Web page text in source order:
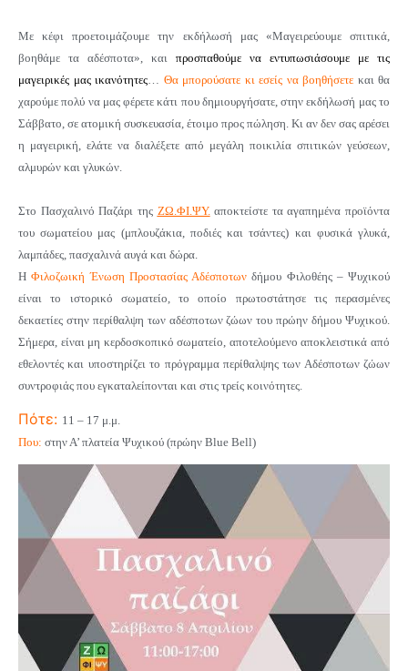
Με κέφι προετοιμάζουμε την εκδήλωσή μας «Μαγειρεύουμε σπιτικά,
βοηθάμε τα αδέσποτα», και προσπαθούμε να εντυπωσιάσουμε με τις
μαγειρικές μας ικανότητες
Θα μπορούσατε κι εσείς να βοηθήσετε και θα
χαρούμε πολύ να μας φέρετε κάτι που δημιουργήσατε, στην εκδήλωσή μας το
Σάββατο, σε ατομική συσκευασία, έτοιμο προς πώληση. Κι αν δεν σας αρέσει
η μαγειρική, ελάτε να διαλέξετε από μεγάλη ποικιλία σπιτικών γεύσεων,
αλμυρών και γλυκών.
Στο Πασχαλινό Παζάρι της ΖΩ.ΦΙ.ΨΥ. αποκτείστε τα αγαπημένα προϊόντα
του σωματείου μας (μπλουζάκια, ποδιές και τσάντες) και φυσικά γλυκά,
λαμπάδες, πασχαλινά αυγά και δώρα.
ΗΦιλοζωική Ένωση Προστασίας Αδέσποτωνδήμου Φιλοθέης – Ψυχικού
είναι το ιστορικό σωματείο, το οποίο πρωτοστάτησε τις περασμένες
δεκαετίες στην περίθαλψη των αδέσποτων ζώων του πρώην δήμου Ψυχικού.
Σήμερα, είναι μη κερδοσκοπικό σωματείο, αποτελούμενο αποκλειστικά από
εθελοντές και υποστηρίζει το πρόγραμμα περίθαλψης των Αδέσποτων ζώων
συντροφιάς που εγκαταλείπονται και στις τρείς κοινότητες.
Πότε: 11 – 17 μ.μ.
Που: στην Α’ πλατεία Ψυχικού (πρώην Blue Bell)